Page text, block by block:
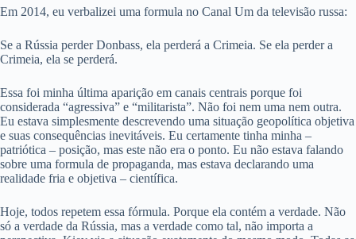
Em 2014, eu verbalizei uma formula no Canal Um da televisão russa:
Se a Rússia perder Donbass, ela perderá a Crimeia. Se ela perder a
Crimeia, ela se perderá.
Essa foi minha última aparição em canais centrais porque foi
considerada “agressiva” e “militarista”. Não foi nem uma nem outra.
Eu estava simplesmente descrevendo uma situação geopolítica objetiva
e suas consequências inevitáveis. Eu certamente tinha minha –
patriótica – posição, mas este não era o ponto. Eu não estava falando
sobre uma formula de propaganda, mas estava declarando uma
realidade fria e objetiva – científica.
Hoje, todos repetem essa fórmula. Porque ela contém a verdade. Não
só a verdade da Rússia, mas a verdade como tal, não importa a